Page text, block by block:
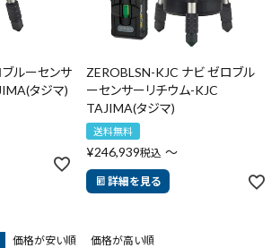
ルーセンサ
タジマ)
ZEROBLSN-KJC ナビ ゼロブル
ーセンサーリチウム-KJC
TAJIMA(タジマ)
送料無料
¥246,939税込 〜
詳細を見る
価格が安い順 価格が高い順